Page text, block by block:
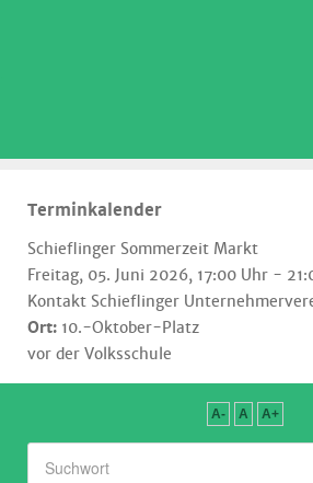
Terminkalender
Schieflinger Sommerzeit Markt
Freitag, 05. Juni 2026, 17:00 Uhr -
Kontakt Schieflinger
Ort: 10.-Oktober-Platz
vor der Volksschule
A- A A+